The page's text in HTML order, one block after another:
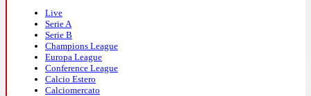
Live
Serie A
Serie B
Champions League
Europa League
Conference League
Calcio Estero
Calciomercato